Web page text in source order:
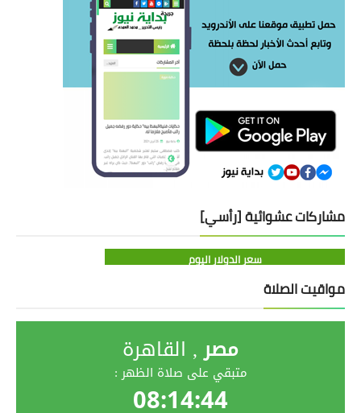
مشاركات عشوائية [رأسي]
سعر الدولار اليوم
مواقيت الصلاة